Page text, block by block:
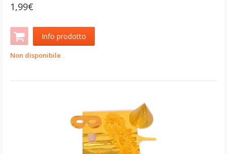
1,99€
Info prodotto
Non disponibile